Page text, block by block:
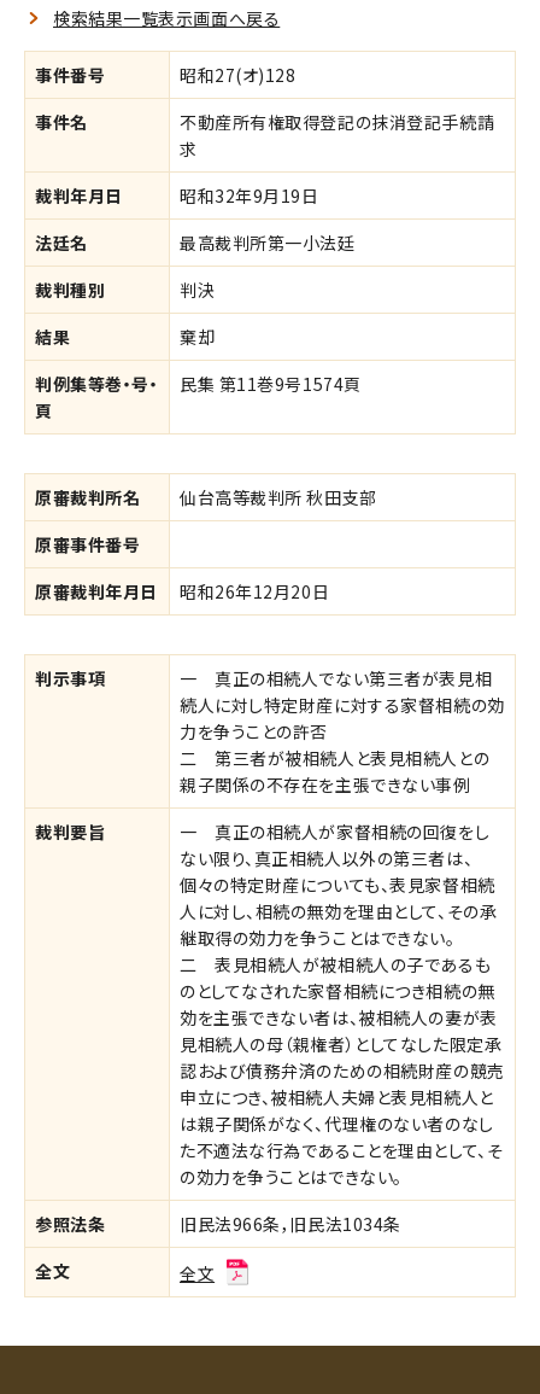
検索結果一覧表示画面へ戻る
事件番号
昭和27(オ)128
事件名
不動産所有権取得登記の抹消登記手続請
求
裁判年月日
昭和32年9月19日
法廷名
最高裁判所第一小法廷
裁判種別
判決
結果
棄却
判例集等巻・号・
頁
民集 第11巻9号1574頁
原審裁判所名
仙台高等裁判所 秋田支部
原審事件番号
原審裁判年月日
昭和26年12月20日
判示事項
一 真正の相続人でない第三者が表見相
続人に対し特定財産に対する家督相続の効
力を争うことの許否
二 第三者が被相続人と表見相続人との
親子関係の不存在を主張できない事例
裁判要旨
一 真正の相続人が家督相続の回復をし
ない限り、真正相続人以外の第三者は、
個々の特定財産についても、表見家督相続
人に対し、相続の無効を理由として、その承
継取得の効力を争うことはできない。
二 表見相続人が被相続人の子であるも
のとしてなされた家督相続につき相続の無
効を主張できない者は、被相続人の妻が表
見相続人の母（親権者）としてなした限定承
認および債務弁済のための相続財産の競売
申立につき、被相続人夫婦と表見相続人と
は親子関係がなく、代理権のない者のなし
た不適法な行為であることを理由として、そ
の効力を争うことはできない。
参照法条
旧民法966条，旧民法1034条
全文
全文